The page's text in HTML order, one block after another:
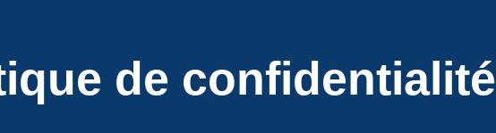
de confidentialité